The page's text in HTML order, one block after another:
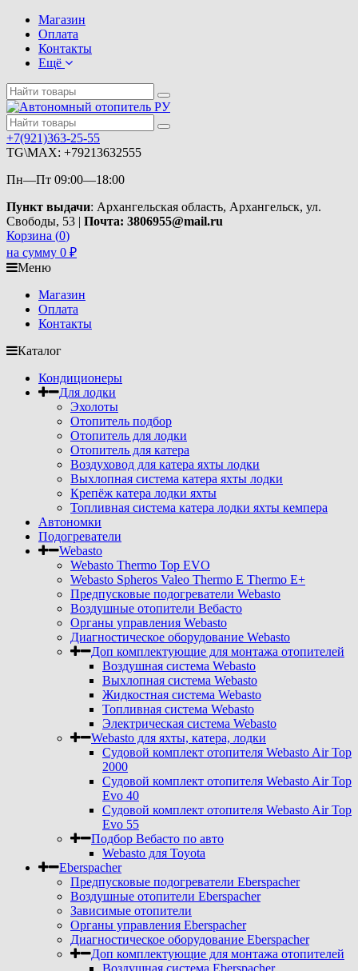
Магазин
Оплата
Контакты
Ещё
+7(921)363-25-55
TG\MAX: +79213632555
Пн—Пт 09:00—18:00
Пункт выдачи: Архангельская область, Архангельск, ул.
Свободы, 53 | Почта: 3806955@mail.ru
Корзина (0)
на сумму 0 ₽
Меню
Магазин
Оплата
Контакты
Каталог
Кондиционеры
Для лодки
Эхолоты
Отопитель подбор
Отопитель для лодки
Отопитель для катера
Воздуховод для катера яхты лодки
Выхлопная система катера яхты лодки
Крепёж катера лодки яхты
Топливная система катера лодки яхты кемпера
Автономки
Подогреватели
Webasto
Webasto Thermo Top EVO
Webasto Spheros Valeo Thermo E Thermo E+
Предпусковые подогреватели Webasto
Воздушные отопители Вебасто
Органы управления Webasto
Диагностическое оборудование Webasto
Доп комплектующие для монтажа отопителей
Воздушная система Webasto
Выхлопная система Webasto
Жидкостная система Webasto
Топливная система Webasto
Электрическая система Webasto
Webasto для яхты, катера, лодки
Судовой комплект отопителя Webasto Air Top
2000
Судовой комплект отопителя Webasto Air Top
Evo 40
Судовой комплект отопителя Webasto Air Top
Evo 55
Подбор Вебасто по авто
Webasto для Toyota
Eberspacher
Предпусковые подогреватели Eberspacher
Воздушные отопители Eberspacher
Зависимые отопители
Органы управления Eberspacher
Диагностическое оборудование Eberspacher
Доп комплектующие для монтажа отопителей
Воздушная система Eberspacher